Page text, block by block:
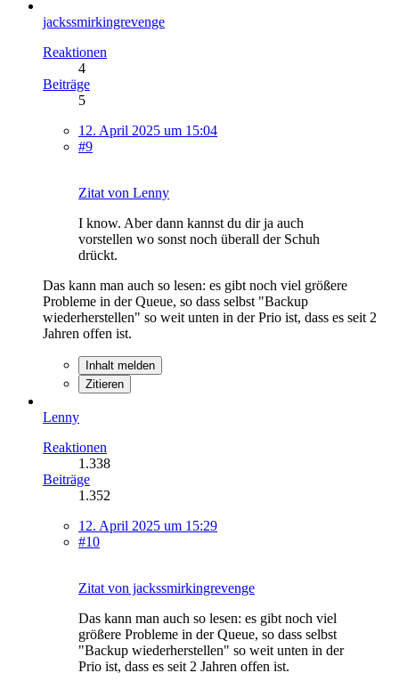
jackssmirkingrevenge
Reaktionen
4
Beiträge
5
12. April 2025 um 15:04
#9
Zitat von Lenny
I know. Aber dann kannst du dir ja auch
vorstellen wo sonst noch überall der Schuh
drückt.
Das kann man auch so lesen: es gibt noch viel größere
Probleme in der Queue, so dass selbst "Backup
wiederherstellen" so weit unten in der Prio ist, dass es seit 2
Jahren offen ist.
Inhalt melden
Zitieren
Lenny
Reaktionen
1.338
Beiträge
1.352
12. April 2025 um 15:29
#10
Zitat von jackssmirkingrevenge
Das kann man auch so lesen: es gibt noch viel
größere Probleme in der Queue, so dass selbst
"Backup wiederherstellen" so weit unten in der
Prio ist, dass es seit 2 Jahren offen ist.